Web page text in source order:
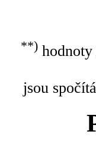
**)hodnoty
jsou